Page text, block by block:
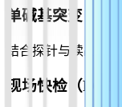
单碱基突变（
结合探针与读出方
现场快检（POCT